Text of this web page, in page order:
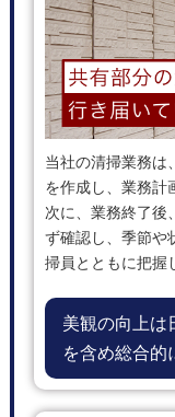
当社の清掃業務は
を作成し、業務計
次に、業務終了後
ず確認し、季節や
掃員とともに把握
美観の向上は
を含め総合的